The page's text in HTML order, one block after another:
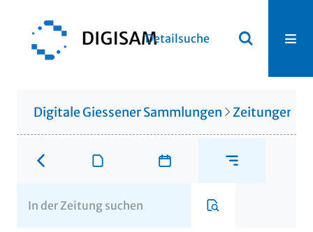
Detailsuche
Digitale Giessener Sammlungen Zeitungen